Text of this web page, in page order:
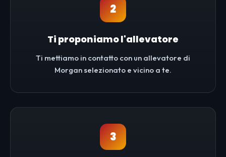
2
Ti proponiamo l'allevatore
Ti mettiamo in contatto con un allevatore di
Morgan selezionato e vicino a te.
3